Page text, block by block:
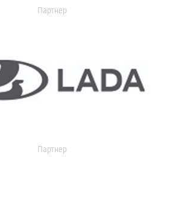
Партнер
Партнер